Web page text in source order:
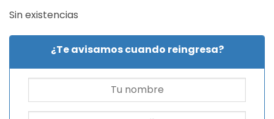
Sin existencias
¿Te avisamos cuando reingresa?